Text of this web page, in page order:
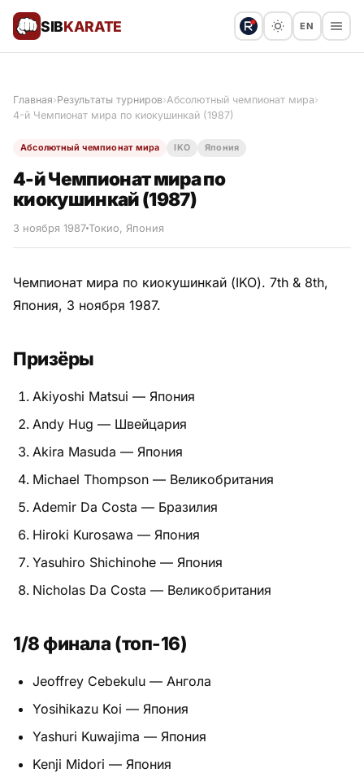
SIBKARATE EN
Все статьи
Результаты турниров
История и философия
Мастера киокушинкай
Питание
Пояса
Растяжка и ОФП
Терминология
Тренировочный процесс
Турниры
Главная›Результаты турниров›Абсолютный чемпионат мира›
4-й Чемпионат мира по киокушинкай (1987)
Абсолютный чемпионат мира IKO Япония
4-й Чемпионат мира по
киокушинкай (1987)
3 ноября 1987 Токио, Япония
Чемпионат мира по киокушинкай (IKO). 7th & 8th,
Япония, 3 ноября 1987.
Призёры
Akiyoshi Matsui — Япония
Andy Hug — Швейцария
Akira Masuda — Япония
Michael Thompson — Великобритания
Ademir Da Costa — Бразилия
Hiroki Kurosawa — Япония
Yasuhiro Shichinohe — Япония
Nicholas Da Costa — Великобритания
1/8 финала (топ-16)
Jeoffrey Cebekulu — Ангола
Yosihikazu Koi — Япония
Yashuri Kuwajima — Япония
Kenji Midori — Япония